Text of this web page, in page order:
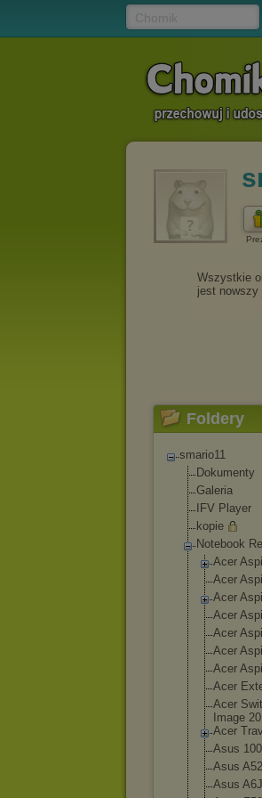
Foldery
smario11
Dokumenty
Galeria
IFV Player
kopie
Notebook
Acer
Acer
Acer
Acer
Acer
Acer
Acer
Acer
Acer
Image
Acer
Asus
Asus
Asus